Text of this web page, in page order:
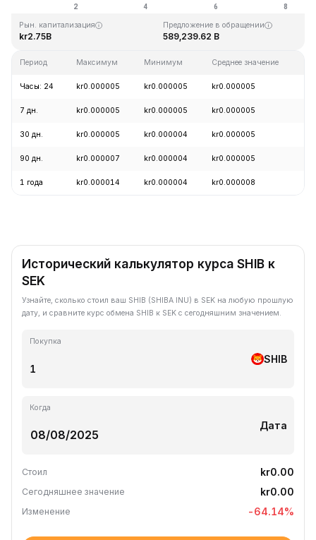
Рын. капитализация
kr2.75B
Предложение в обращении
589,239.62 B
Период Максимум Минимум Среднее значение
Часы: 24 kr0.000005 kr0.000005 kr0.000005
7 дн. kr0.000005 kr0.000005 kr0.000005
30 дн. kr0.000005 kr0.000004 kr0.000005
90 дн. kr0.000007 kr0.000004 kr0.000005
1 года kr0.000014 kr0.000004 kr0.000008
Исторический калькулятор курса SHIB к
SEK
Узнайте, сколько стоил ваш SHIB (SHIBA INU) в SEK на любую прошлую
дату, и сравните курс обмена SHIB к SEK с сегодняшним значением.
Покупка
SHIB
Когда
Дата
Стоил kr0.00
Сегодняшнее значение kr0.00
Изменение -64.14%